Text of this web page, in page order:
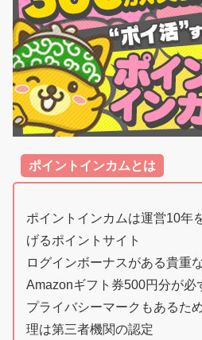
ポイントインカムとは
ポイントインカムは運営10年
げるポイントサイト
ログインボーナスがある貴重
Amazonギフト券500円分が必
プライバシーマークもあるた
理は第三者機関の認定